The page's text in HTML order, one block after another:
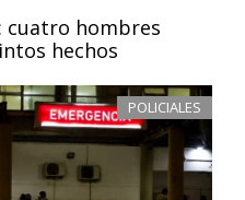
cuatro hombres
hechos
POLICIALES